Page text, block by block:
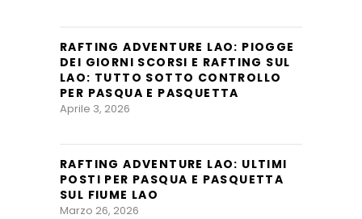
RAFTING ADVENTURE LAO: PIOGGE
DEI GIORNI SCORSI E RAFTING SUL
LAO: TUTTO SOTTO CONTROLLO
PER PASQUA E PASQUETTA
Aprile 3, 2026
RAFTING ADVENTURE LAO: ULTIMI
POSTI PER PASQUA E PASQUETTA
SUL FIUME LAO
Marzo 26, 2026